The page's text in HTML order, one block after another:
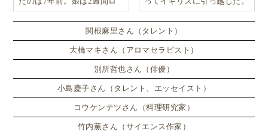
ンドンのサマースクールに通
い、英語劇に挑戦したり、
関根麻里さん（タレント）
大橋マキさん（アロマセラピスト）
別所哲也さん（俳優）
小島慶子さん（タレント、エッセイスト）
コウケンテツさん（料理研究家）
竹内薫さん（サイエンス作家）